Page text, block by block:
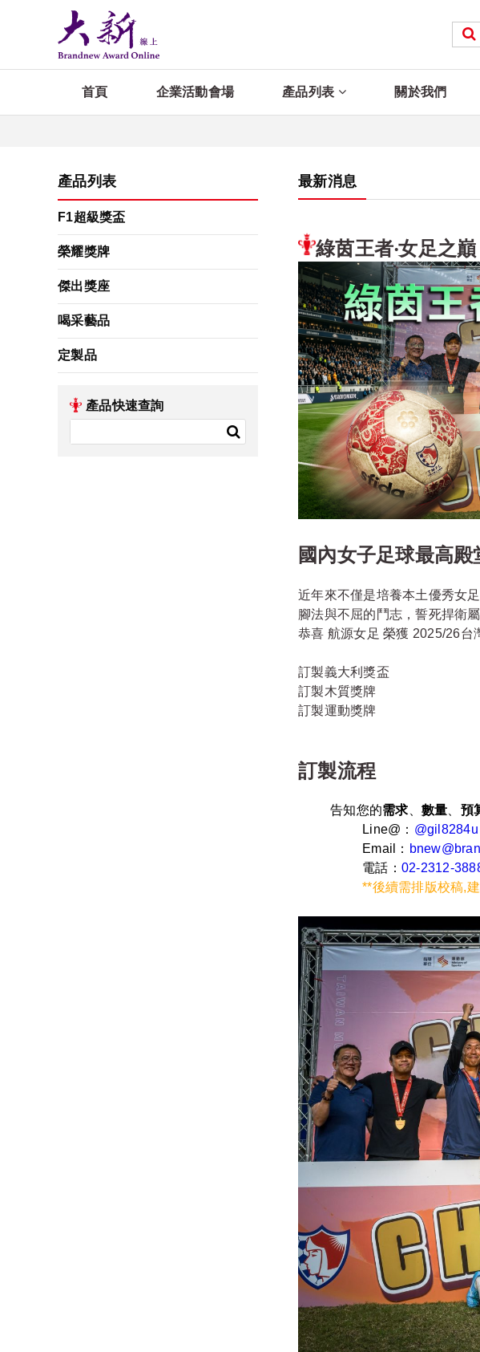
首頁 企業活動會場 產品列表 關於我們
產品列表
F1超級獎盃
榮耀獎牌
傑出獎座
喝采藝品
定製品
產品快速查詢
最新消息
綠茵王者‧女足之
國內女子足球最高
近年來不僅是培養本土優秀女
腳法與不屈的鬥志，誓死捍衛
恭喜 航源女足 榮獲 2025/26台
訂製義大利獎盃
訂製木質獎牌
訂製運動獎牌
訂製流程
告知您的需求 數量 預
Line@： @gil8284u
Email：
電話： 02-2312-
**後續需排版校稿,